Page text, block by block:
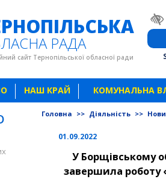
РАДА
сайт Тернопільської обласної ради
НАШ КРАЙ КОМУНАЛЬНА
Головна >> Діяльність >>
01.09.2022
У Борщівському
завершила роботу